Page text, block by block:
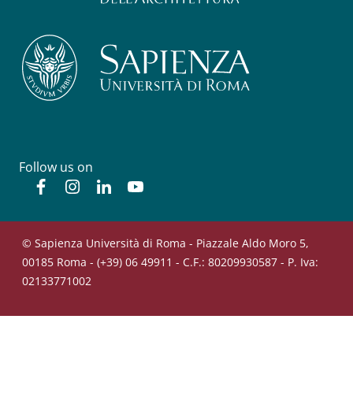
Follow us on
FacebookInstagram
Linkedin
© Sapienza Università di Roma - Piazzale Aldo Moro 5,
00185 Roma - (+39) 06 49911 - C.F.: 80209930587 - P. Iva:
02133771002